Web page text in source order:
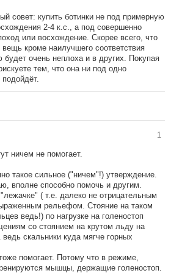
совет: купить ботинки не под примерную
2-4 к.с., а под совершенно
или восхождение. Скорее всего, что
кроме наилучшего соответствия
очень неплоха и в других. Покупая
тем, что она ни под одно
1
ничем не помогает.
такое сильное ("ничем"!) утверждение.
вполне способно помочь и другим.
( т.е. далеко не отрицательным
рельефом. Стояние на таком
ведь!) по нагрузке на голеностоп
со стоянием на крутом льду на
скальники куда мягче горных
помогает. Потому что в режиме,
мышцы, держащие голеностоп.